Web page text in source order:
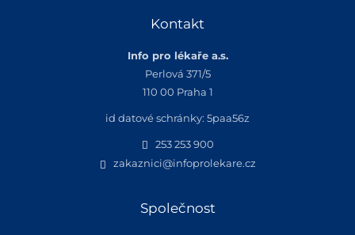
Kontakt
Info pro lékaře a.s.
Perlová 371/5
110 00 Praha 1
id datové schránky: 5paa56z
253 253 900
zakaznici@infoprolekare.cz
Společnost